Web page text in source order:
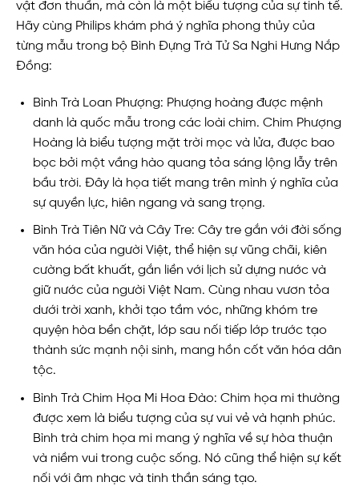
vật đơn thuần, mà còn là một biểu tượng của sự tinh tế.
Hãy cùng Philips khám phá ý nghĩa phong thủy của
từng mẫu trong bộ Bình Đựng Trà Tử Sa Nghi Hưng Nắp
Đồng:
Bình Trà Loan Phượng: Phượng hoàng được mệnh
danh là quốc mẫu trong các loài chim. Chim Phượng
Hoàng là biểu tượng mặt trời mọc và lửa, được bao
bọc bởi một vầng hào quang tỏa sáng lộng lẫy trên
bầu trời. Đây là họa tiết mang trên mình ý nghĩa của
sự quyền lực, hiên ngang và sang trọng.
Bình Trà Tiên Nữ và Cây Tre: Cây tre gắn với đời sống
văn hóa của người Việt, thể hiện sự vũng chãi, kiên
cường bất khuất, gắn liền với lịch sử dựng nước và
giữ nước của người Việt Nam. Cùng nhau vươn tỏa
dưới trời xanh, khởi tạo tầm vóc, những khóm tre
quyện hòa bền chặt, lớp sau nối tiếp lớp trước tạo
thành sức mạnh nội sinh, mang hồn cốt văn hóa dân
tộc.
Bình Trà Chim Họa Mi Hoa Đào: Chim họa mi thường
được xem là biểu tượng của sự vui vẻ và hạnh phúc.
Bình trà chim họa mi mang ý nghĩa về sự hòa thuận
và niềm vui trong cuộc sống. Nó cũng thể hiện sự kết
nối với âm nhạc và tinh thần sáng tạo.